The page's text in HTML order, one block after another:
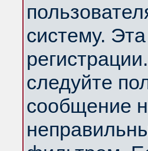
систему.
следуйте
сообщение